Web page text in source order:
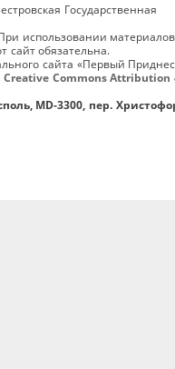
Государственная
использовании
сайт обязательна.
сайта «Первый
Creative Commons Attribution
MD-3300, пер.